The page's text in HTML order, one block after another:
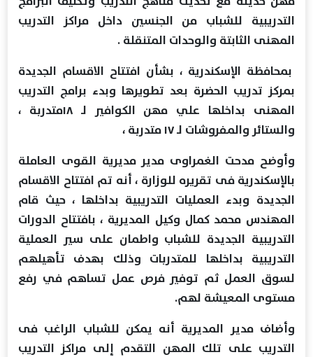
التدريبية للشباب من الجنسين داخل مراكز التدريب
المهنى الثابتة والوحدات المتنقلة .
بمحافظة الإسكندرية ، بشأن افتتاح الاقسام الجديدة
بمركز تدريب الحضرة بعد تطويرها وبدء برامج التدريب
المهنى بداخلها علي مهن الكوافير لـ ١٨متدربة ،
والستائر والمفروشات لـ ١٧ متدربة ،
وأوضح مدحت الغمراوى مدير مديرية القوى العاملة
بالإسكندرية فى تقريره للوزارة ، أنه تم افتتاح الاقسام
الجديدة وبدء العمليات التدريبية بداخلها ، حيث قام
المهندس محمد كمال وكيل المديرية ، بافتتاح الدورات
التدريبية الجديدة للشباب واطمان على سير العملية
التدريبية بداخلها للمتدربات وذلك بهدف تأهيلهم
لسوق العمل ثم توفير فرص عمل تساهم في رفع
مستوى المعيشة لهم.
وأضاف مدير المديرية أنه يمكن للشباب الراغب فى
التدريب على تلك المهن التقدم إلى مراكز التدريب